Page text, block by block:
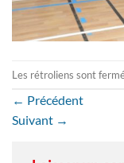
Les rétroliens sont
← Précédent
Suivant →